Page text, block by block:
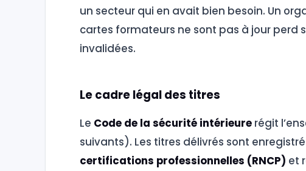
un secteur qui en avait bien besoin. Un
cartes formateurs ne sont pas à jour perd
invalidées.
Le cadre légal des titres
Le Code de la sécurité intérieure régit
suivants). Les titres délivrés sont
certifications professionnelles (RNCP) et